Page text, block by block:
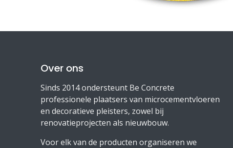
Over ons
Sinds 2014 ondersteunt Be Concrete
professionele plaatsers van microcementvloeren
en decoratieve pleisters, zowel bij
renovatieprojecten als nieuwbouw.
Voor elk van de producten organiseren we